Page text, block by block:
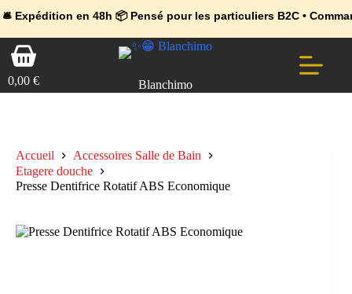
en 48h 📦 Pensé pour les particuliers B2C • Commande
🔥 Déjà adopté par les pros 👉 Passez en Espace Pro B2B 📦
💼 Offres réservées aux professionnels 🚀 Rejoignez l’Espace Pro
PasserPanier
d’achat
0,00 € Blanchimo
Accueil
Accessoires Salle de Bain
Etagere douche
Presse Dentifrice Rotatif ABS Economique